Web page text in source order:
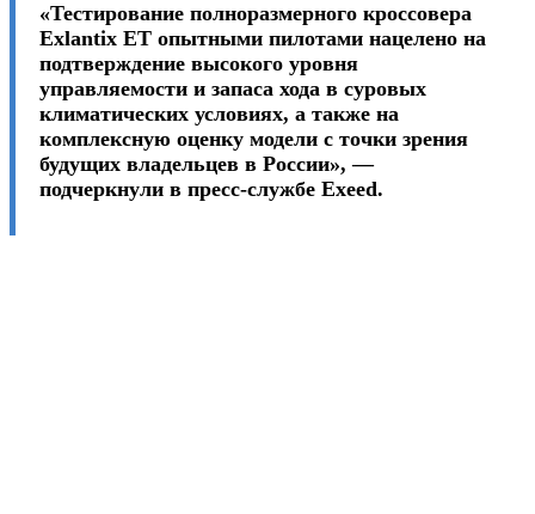
«Тестирование полноразмерного кроссовера
Exlantix ET опытными пилотами нацелено на
подтверждение высокого уровня
управляемости и запаса хода в суровых
климатических условиях, а также на
комплексную оценку модели с точки зрения
будущих владельцев в России», —
подчеркнули в пресс-службе Exeed.